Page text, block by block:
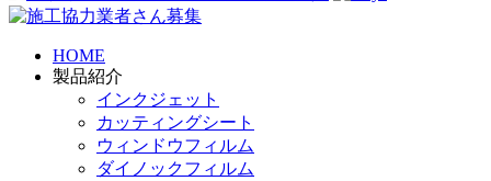
HOME
製品紹介
インクジェット
カッティングシート
ウィンドウフィルム
ダイノックフィルム